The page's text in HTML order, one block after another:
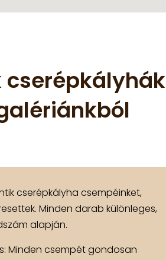
cserépkályhák
cserépkályha csempéinket,
Minden darab különleges,
alapján.
Minden csempét gondosan